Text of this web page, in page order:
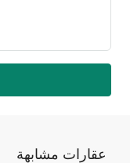
عقارات مشابهة